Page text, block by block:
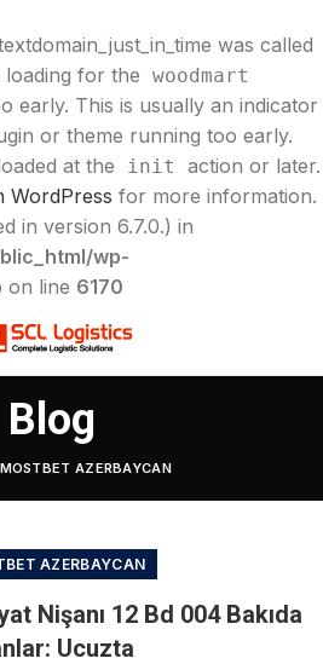
was called
loading for the woodmart
early. This is usually an indicator
or theme running too early.
at the
init
action or later.
WordPress for more information.
in version 6.7.0.) in
wp-
on line 6170
Blog
MOSTBET AZERBAYCAN
AZERBAYCAN
Nişanı 12 Bd 004 Bakıda
Ucuzta